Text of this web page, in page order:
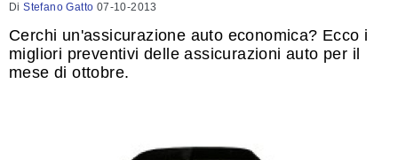
DiStefano Gatto 07-10-2013
Cerchi un'assicurazione auto economica? Ecco i
migliori preventivi delle assicurazioni auto per il
mese di ottobre.